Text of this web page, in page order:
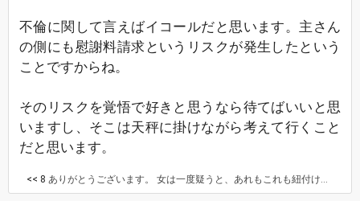
不倫に関して言えばイコールだと思います。主さん
の側にも慰謝料請求というリスクが発生したという
ことですからね。
そのリスクを覚悟で好きと思うなら待てばいいと思
いますし、そこは天秤に掛けながら考えて行くこと
だと思います。
<< 8 ありがとうございます。 女は一度疑うと、あれもこれも紐付けますよね。彼は軽く考えすぎなのか、そもそもオーバーに私に話してるのか。リスクは承知ですが、普通に毎朝LINEがくるので、不思議です。離れる勇気があればここで別れたいです。